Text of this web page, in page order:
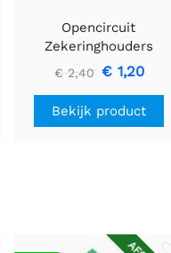
Opencircuit
Zekeringhouders
5x20mm Paneel
montage - 2 stuks
€ 2,40 € 1,20
Bekijk product